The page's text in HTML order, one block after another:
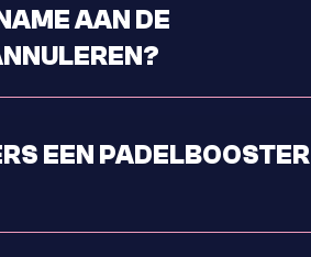
AAN DE
EEN PADELBOOSTER